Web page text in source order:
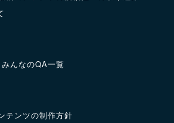
みんなのQA一覧
テンツの制作方針